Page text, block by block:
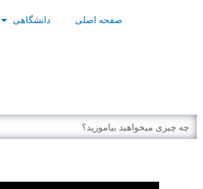
صفحه اصلی دانشگاهی
Search